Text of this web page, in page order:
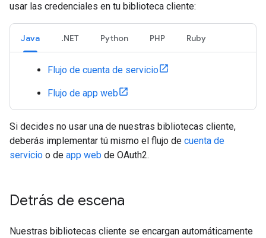
usar las credenciales en tu biblioteca cliente:
Java .NET Python PHP Ruby
Flujo de cuenta de servicio
Flujo de app web
Si decides no usar una de nuestras bibliotecas cliente,
deberás implementar tú mismo el flujo de cuenta de
servicio o de app web de OAuth2.
Detrás de escena
Nuestras bibliotecas cliente se encargan automáticamente